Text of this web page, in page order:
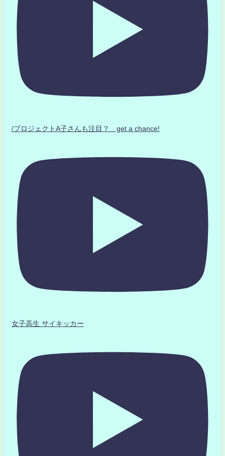
/プロジェクトA子さんも注目？ get a chance!
女子高生 サイキッカー